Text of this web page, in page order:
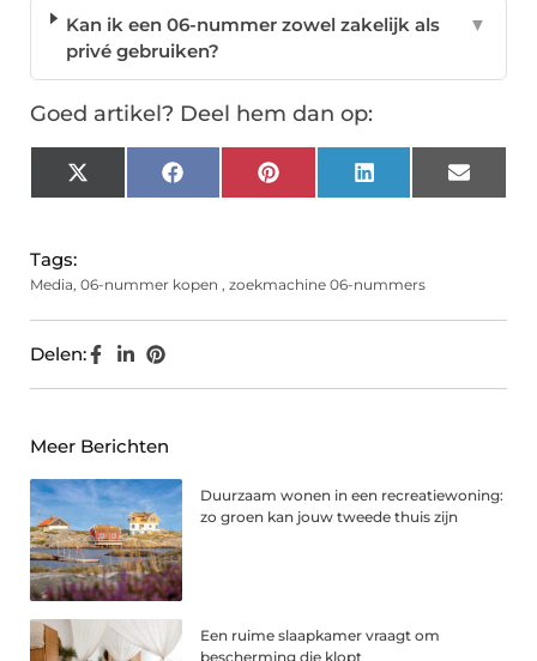
Kan ik een 06-nummer zowel zakelijk als
privé gebruiken?
▼
Goed artikel? Deel hem dan op:
X
(Twitter)
FacebookPinterest LinkedIn Email
Tags:
Media, 06-nummer kopen , zoekmachine 06-nummers
Delen:
Meer Berichten
Duurzaam wonen in een recreatiewoning:
zo groen kan jouw tweede thuis zijn
Een ruime slaapkamer vraagt om
bescherming die klopt